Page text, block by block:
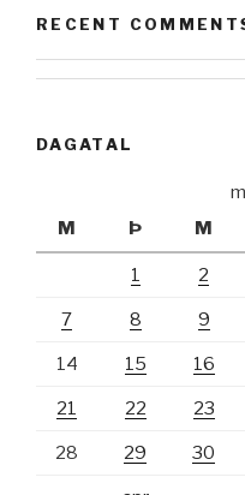
RECENT
DAGATAL
M
Þ M
1 2
7 8 9
14 15 16
21 22 23
28 29 30